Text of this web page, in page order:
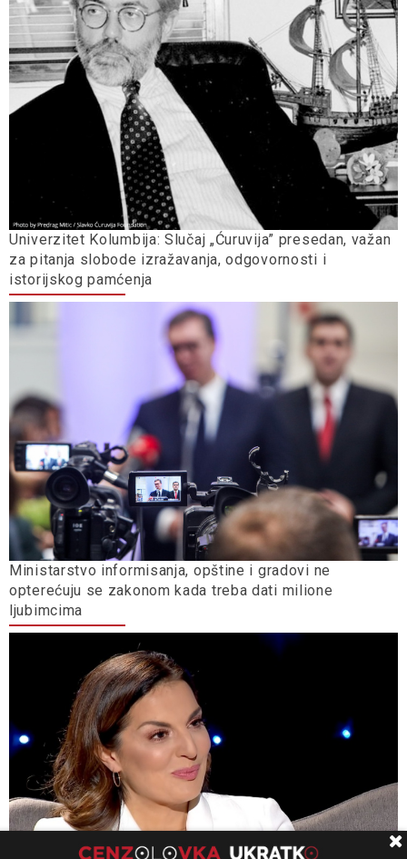
Univerzitet Kolumbija: Slučaj „Ćuruvija” presedan, važan
za pitanja slobode izražavanja, odgovornosti i
istorijskog pamćenja
Ministarstvo informisanja, opštine i gradovi ne
opterećuju se zakonom kada treba dati milione
ljubimcima